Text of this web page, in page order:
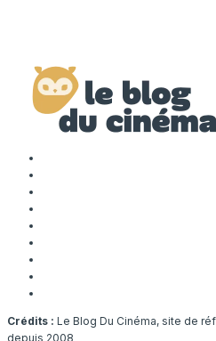
Crédits : Le Blog Du Cinéma, site de
depuis 2008